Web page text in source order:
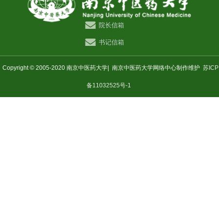
院长信箱
书记信箱
Copyright © 2005-2020 南京中医药大学| 南京中医药大学网络中心制作维护 苏ICP
备11032525号-1